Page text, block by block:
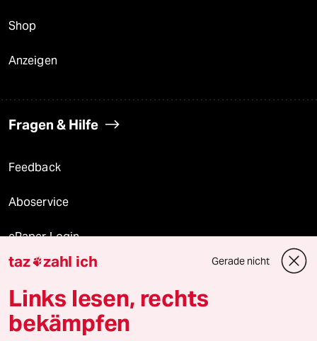
Shop
Anzeigen
Fragen & Hilfe
Feedback
Aboservice
ePaper Login
Downloads für Abonnierende
© 2026 taz Verlags und Vertriebs GmbH
taz zahl ich Gerade nicht
Links lesen, rechts
bekämpfen